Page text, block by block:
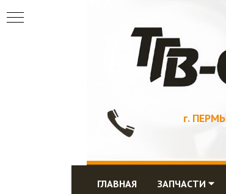
г. ПЕРМЬ
ГЛАВНАЯ ЗАПЧАСТИ ⏷